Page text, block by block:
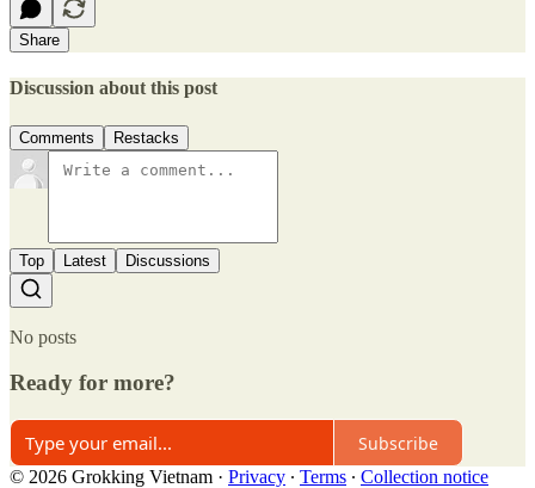
Share
Discussion about this post
Comments Restacks
Top Latest Discussions
No posts
Ready for more?
Subscribe
© 2026 Grokking Vietnam · Privacy ∙ Terms ∙ Collection notice